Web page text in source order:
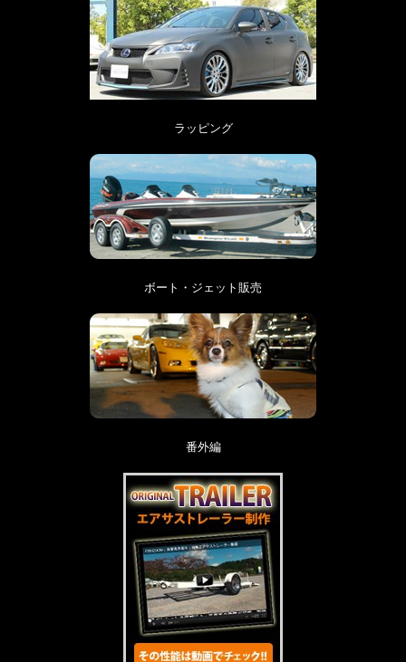
ラッピング
ボート・ジェット販売
番外編